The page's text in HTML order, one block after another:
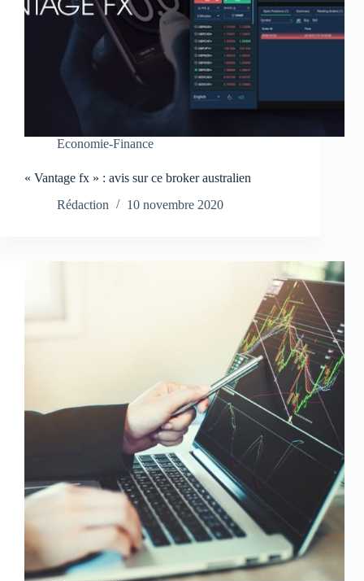
Economie-Finance
« Vantage fx » : avis sur ce broker australien
Rédaction
10 novembre 2020